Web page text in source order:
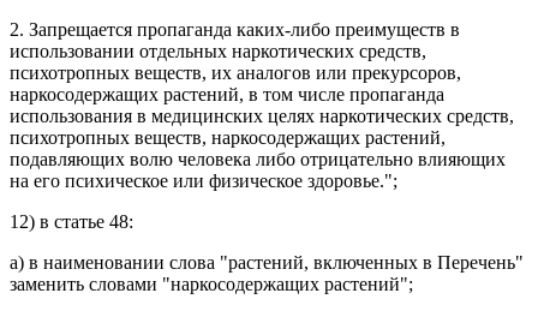
2. Запрещается пропаганда каких-либо преимуществ в
использовании отдельных наркотических средств,
психотропных веществ, их аналогов или прекурсоров,
наркосодержащих растений, в том числе пропаганда
использования в медицинских целях наркотических средств,
психотропных веществ, наркосодержащих растений,
подавляющих волю человека либо отрицательно влияющих
на его психическое или физическое здоровье.";
12) в статье 48:
а) в наименовании слова "растений, включенных в Перечень"
заменить словами "наркосодержащих растений";